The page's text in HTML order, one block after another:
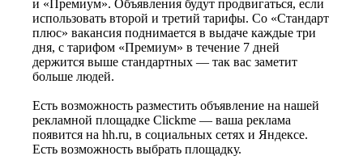
и «Премиум». Объявления будут продвигаться, если
использовать второй и третий тарифы. Со «Стандарт
плюс» вакансия поднимается в выдаче каждые три
дня, с тарифом «Премиум» в течение 7 дней
держится выше стандартных — так вас заметит
больше людей.
Есть возможность разместить объявление на нашей
рекламной площадке Clickme — ваша реклама
появится на hh.ru, в социальных сетях и Яндексе.
Есть возможность выбрать площадку.